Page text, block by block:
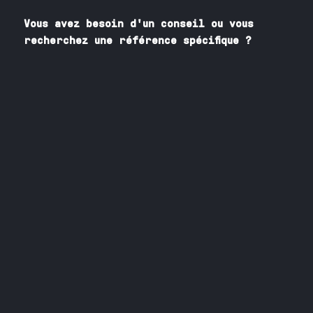
Vous avez besoin d'un conseil ou vous
recherchez une référence spécifique ?